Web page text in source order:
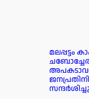
മലപ്പട്ടം